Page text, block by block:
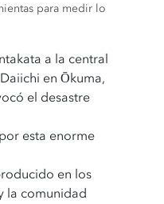
para medir lo
a la central
en Ōkuma,
el desastre
esta enorme
en los
la comunidad